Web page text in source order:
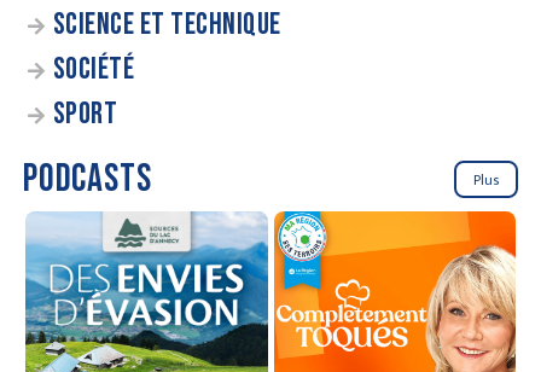
SCIENCE ET TECHNIQUE
SOCIÉTÉ
SPORT
PODCASTS Plus